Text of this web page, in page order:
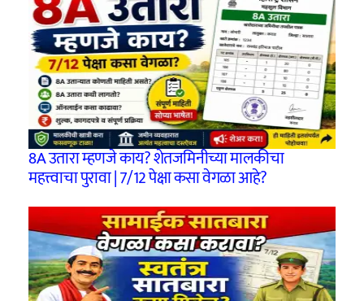
8A उतारा म्हणजे काय? शेतजमिनीच्या मालकीचा
महत्त्वाचा पुरावा | 7/12 पेक्षा कसा वेगळा आहे?